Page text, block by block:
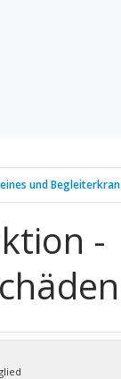
und
-